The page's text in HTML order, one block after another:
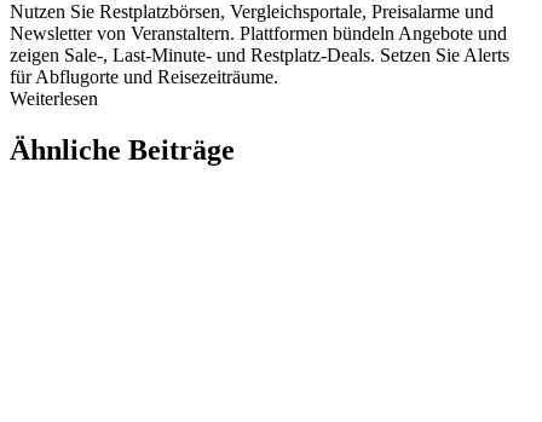
Nutzen Sie Restplatzbörsen, Vergleichsportale, Preisalarme und
Newsletter von Veranstaltern. Plattformen bündeln Angebote und
zeigen Sale-, Last-Minute- und Restplatz-Deals. Setzen Sie Alerts
für Abflugorte und Reisezeiträume.
Weiterlesen
Ähnliche Beiträge